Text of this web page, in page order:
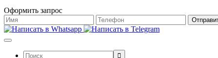
Оформить запрос
Поиск: